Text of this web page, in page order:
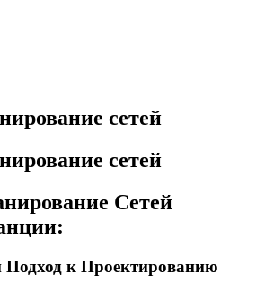
сетей
сетей
Сетей
к Проектированию